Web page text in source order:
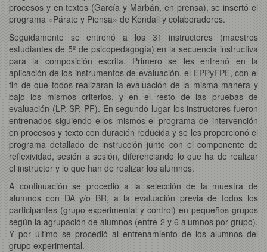
procesos y en textos (García y Marbán, en prensa), se insertó el
programa «Párate y Piensa» de Kendall y colaboradores.
Seguidamente se entrenó a los 31 instructores (maestros
estudiantes de 5º de psicopedagogía) en la secuencia instructiva
para la composición escrita. Primero se les entrenó en la
aplicación de los instrumentos de evaluación, el EPPyFPE, con el
fin de que todos realizaran la evaluación de la misma manera y
bajo los mismos criterios, y en el resto de las pruebas de
evaluación (LP, SP, PF). En segundo lugar los instructores fueron
entrenados siguiendo ellos mismos el programa de intervención
en procesos y texto con duración reducida y se les proporcionó el
programa detallado de instrucción junto con el componente de
reflexividad, sesión a sesión, diferenciando lo que ha de realizar
el instructor y lo que han de realizar los alumnos.
A continuación se procedió a la selección de la muestra de
alumnos con DA y/o BR, a la evaluación previa de todos los
participantes (grupo experimental y control) en pequeños grupos
según la agrupación de alumnos (entre 2 y 6 alumnos por grupo).
Y por último se procedió al entrenamiento de los alumnos del
grupo experimental.